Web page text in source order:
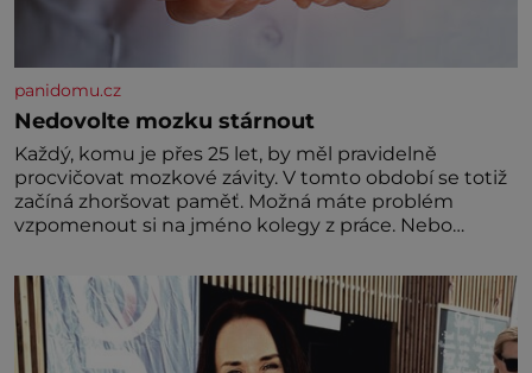
panidomu.cz
Nedovolte mozku stárnout
Každý, komu je přes 25 let, by měl pravidelně
procvičovat mozkové závity. V tomto období se totiž
začíná zhoršovat paměť. Možná máte problém
vzpomenout si na jméno kolegy z práce. Nebo
nedávno přečetli. Je to opravdu tak, s věkem jako
kdyby se paměť rozhodla stávkovat. Cvičte